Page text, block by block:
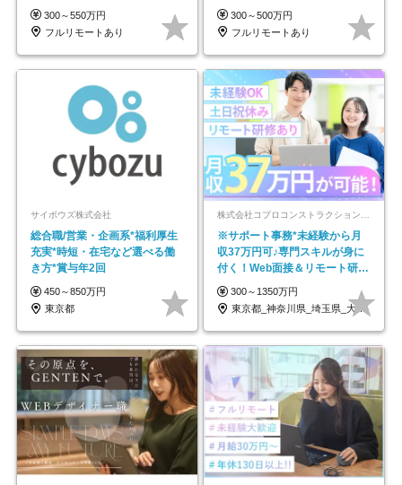
で18時退勤◎
300～550万円
フルリモートあり
◆5年目まで必ず昇給
300～500万円
フルリモートあり
サイボウズ株式会社
総合職/営業・企画系*福利厚生
充実*時短・在宅など選べる働
き方*賞与年2回
450～850万円
東京都
※サポート事務*未経験から月
収37万円可♪専門スキルが身に
付く！Web面接＆リモート研修
も充実♪/a
300～1350万円
東京都_神奈川県_埼玉県_大阪府_愛知県…